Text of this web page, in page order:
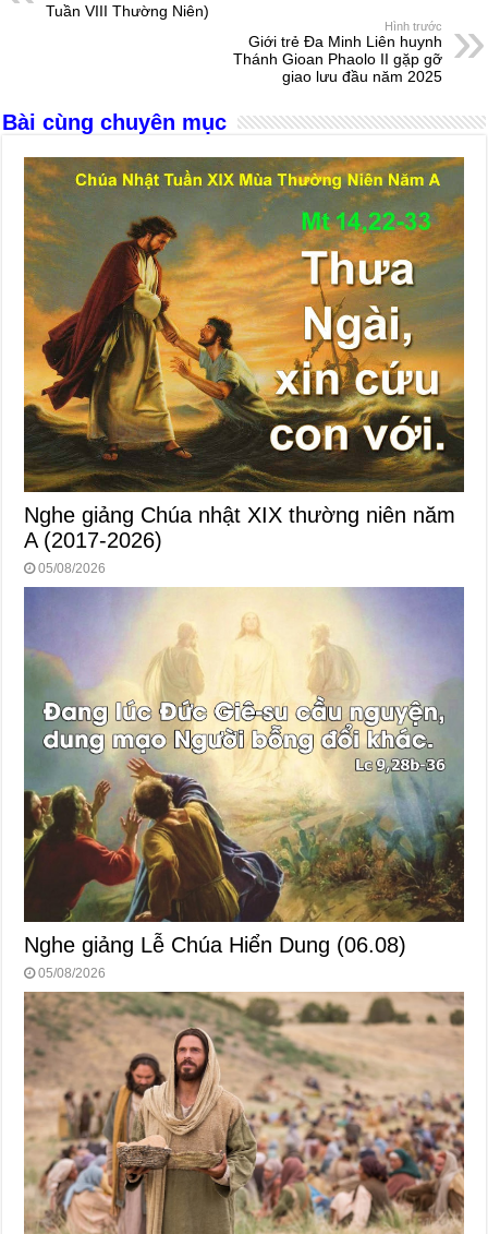
b
k
n
A
s
Tuần VIII Thường Niên)
Hình trước
Giới trẻ Đa Minh Liên huynh
Thánh Gioan Phaolo II gặp gỡ
giao lưu đầu năm 2025
Bài cùng chuyên mục
Nghe giảng Chúa nhật XIX thường niên năm
A (2017-2026)
05/08/2026
Nghe giảng Lễ Chúa Hiển Dung (06.08)
05/08/2026